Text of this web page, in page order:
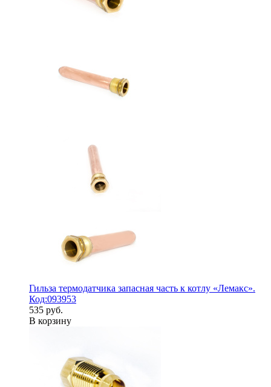
Гильза термодатчика запасная часть к котлу «Лемакс».
Код:093953
535 руб.
В корзину